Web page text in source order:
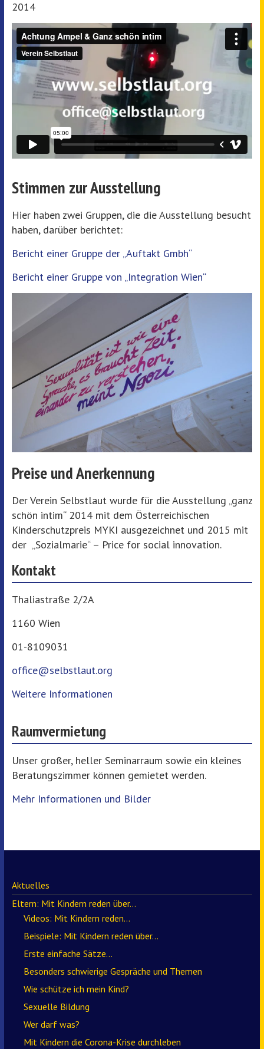
2014
Stimmen zur Ausstellung
Hier haben zwei Gruppen, die die Ausstellung besucht
haben, darüber berichtet:
Bericht einer Gruppe der „Auftakt Gmbh“
Bericht einer Gruppe von „Integration Wien“
Preise und Anerkennung
Der Verein Selbstlaut wurde für die Ausstellung „ganz
schön intim“ 2014 mit dem Österreichischen
Kinderschutzpreis MYKI ausgezeichnet und 2015 mit
der „Sozialmarie“ – Price for social innovation.
Kontakt
Thaliastraße 2/2A
1160 Wien
01-8109031
office@selbstlaut.org
Weitere Informationen
Raumvermietung
Unser großer, heller Seminarraum sowie ein kleines
Beratungszimmer können gemietet werden.
Mehr Informationen und Bilder
Aktuelles
Eltern: Mit Kindern reden über…
Videos: Mit Kindern reden…
Beispiele: Mit Kindern reden über…
Erste einfache Sätze…
Besonders schwierige Gespräche und Themen
Wie schütze ich mein Kind?
Sexuelle Bildung
Wer darf was?
Mit Kindern die Corona-Krise durchleben